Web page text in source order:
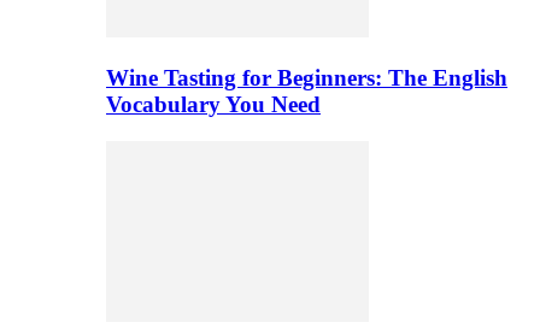
Wine Tasting for Beginners: The English
Vocabulary You Need